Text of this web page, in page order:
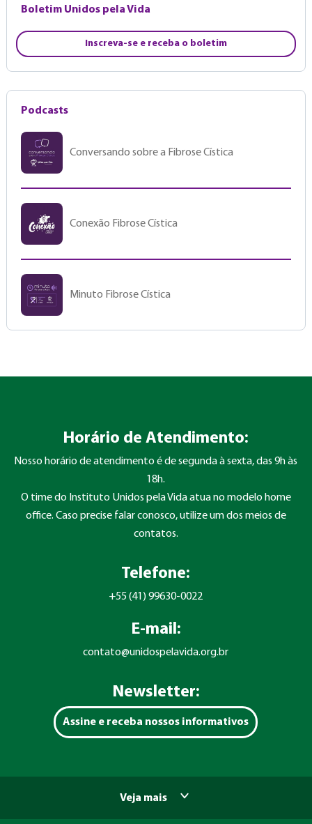
Boletim Unidos pela Vida
Inscreva-se e receba o boletim
Podcasts
Conversando sobre a Fibrose Cística
Conexão Fibrose Cística
Minuto Fibrose Cística
Horário de Atendimento:
Nosso horário de atendimento é de segunda à sexta, das 9h às
18h.
O time do Instituto Unidos pela Vida atua no modelo home
office. Caso precise falar conosco, utilize um dos meios de
contatos.
Telefone:
+55 (41) 99630-0022
E-mail:
contato@unidospelavida.org.br
Newsletter:
Assine e receba nossos informativos
Veja mais